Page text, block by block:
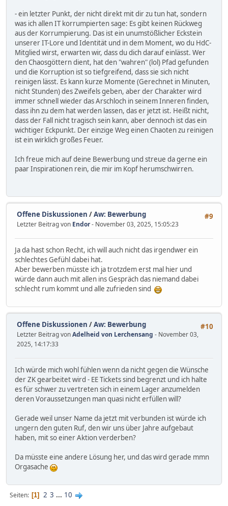
- ein letzter Punkt, der nicht direkt mit dir zu tun hat, sondern
was ich allen IT korrumpierten sage: Es gibt keinen Rückweg
aus der Korrumpierung. Das ist ein unumstößlicher Eckstein
unserer IT-Lore und Identität und in dem Moment, wo du HdC-
Mitglied wirst, erwarten wir, dass du dich darauf einlässt. Wer
den Chaosgöttern dient, hat den "wahren" (lol) Pfad gefunden
und die Korruption ist so tiefgreifend, dass sie sich nicht
reinigen lässt. Es kann kurze Momente (Gerechnet in Minuten,
nicht Stunden) des Zweifels geben, aber der Charakter wird
immer schnell wieder das Arschloch in seinem Inneren finden,
dass ihn zu dem hat werden lassen, das er jetzt ist. Heißt nicht,
dass der Fall nicht tragisch sein kann, aber dennoch ist das ein
wichtiger Eckpunkt. Der einzige Weg einen Chaoten zu reinigen
ist ein wirklich großes Feuer.
Ich freue mich auf deine Bewerbung und streue da gerne ein
paar Inspirationen rein, die mir im Kopf herumschwirren.
#9
Offene Diskussionen /Aw: Bewerbung
Letzter Beitrag von Endor- November 03, 2025, 15:05:23
Ja da hast schon Recht, ich will auch nicht das irgendwer ein
schlechtes Gefühl dabei hat.
Aber bewerben müsste ich ja trotzdem erst mal hier und
würde dann auch mit allen ins Gespräch das niemand dabei
schlecht rum kommt und alle zufrieden sind
#10
Offene Diskussionen /Aw: Bewerbung
Letzter Beitrag vonAdelheid von Lerchensang - November 03,
2025, 14:17:33
Ich würde mich wohl fühlen wenn da nicht gegen die Wünsche
der ZK gearbeitet wird - EE Tickets sind begrenzt und ich halte
es für schwer zu vertreten sich in einem Lager anzumelden
deren Voraussetzungen man quasi nicht erfüllen will?
Gerade weil unser Name da jetzt mit verbunden ist würde ich
ungern den guten Ruf, den wir uns über Jahre aufgebaut
haben, mit so einer Aktion verderben?
Da müsste eine andere Lösung her, und das wird gerade mmn
Orgasache
Seiten 1 2 3 ... 10